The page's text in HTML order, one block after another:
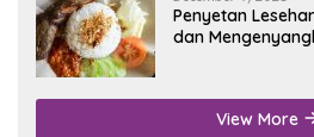
Penyetan
dan
View More